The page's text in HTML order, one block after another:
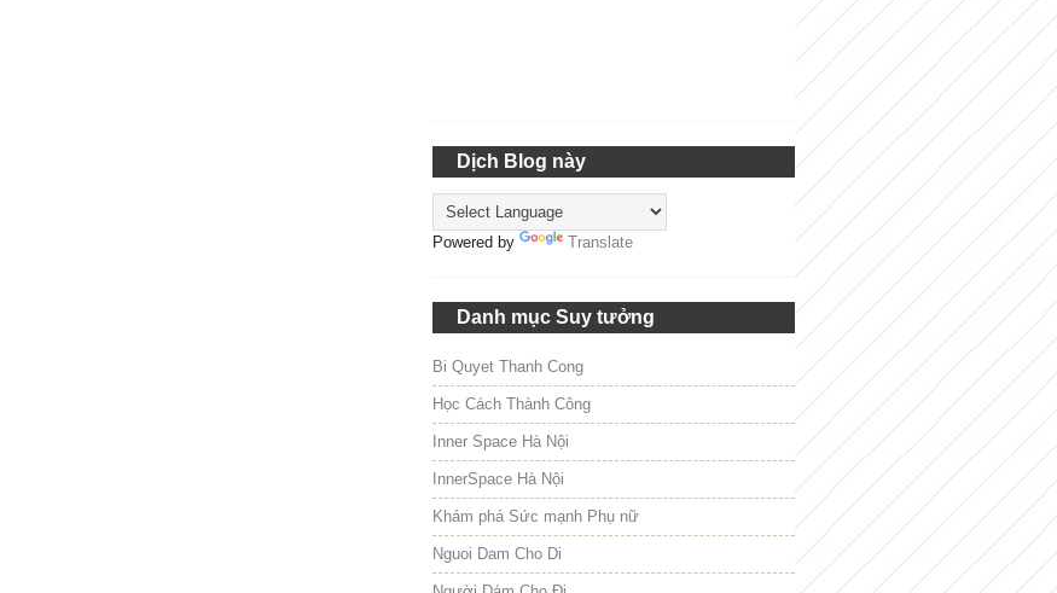
Dịch Blog này
Powered by Translate
Danh mục Suy tưởng
Bi Quyet Thanh Cong
Học Cách Thành Công
Inner Space Hà Nội
InnerSpace Hà Nội
Khám phá Sức mạnh Phụ nữ
Nguoi Dam Cho Di